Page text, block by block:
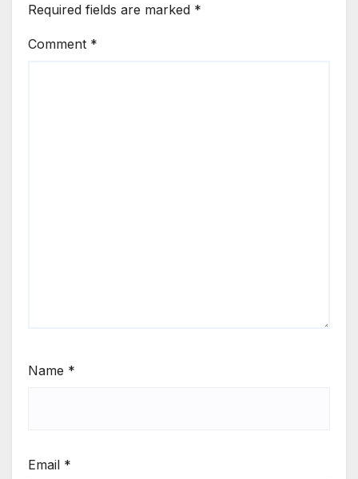
Required fields are marked *
Comment *
Name *
Email *